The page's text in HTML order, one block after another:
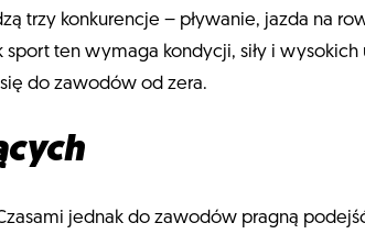
trzy konkurencje – pływanie, jazda na
ten wymaga kondycji, siły i wysokich
do zawodów od zera.
jednak do zawodów pragną